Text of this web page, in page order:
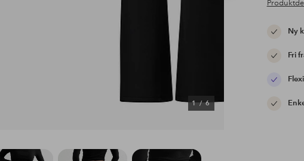
1/6
Ny
Fri